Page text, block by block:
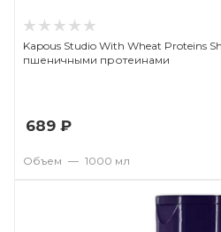
Kapous Studio With Wheat Proteins
пшеничными протеинами
689 ₽
Объем — 1000 мл